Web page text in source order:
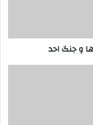
و جنگ احد